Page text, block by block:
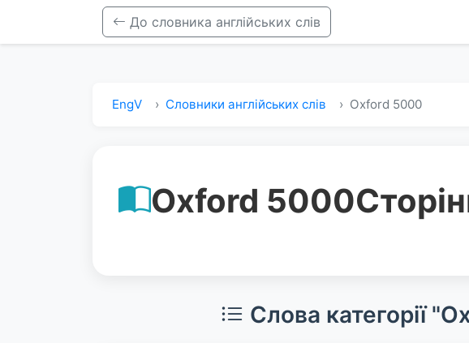
До словника англійських слів
EngV Словники англійських слів Oxford 5000
Oxford 5000
Слова категорії